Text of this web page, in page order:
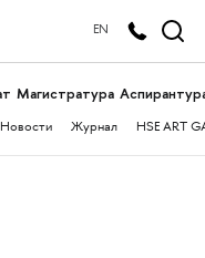
EN
Магистратура
Новости Журнал HSE ART